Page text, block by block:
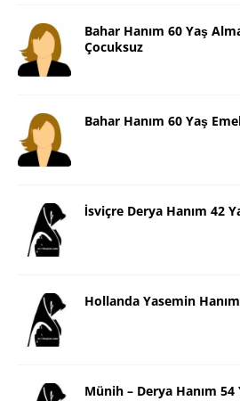
Bahar Hanım 60 Yaş
Çocuksuz
Bahar Hanım 60 Yaş
İsviçre Derya Hanım 42
Hollanda Yasemin
Münih – Derya Hanım